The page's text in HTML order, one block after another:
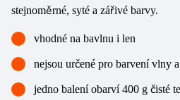
stejnoměrné, syté a zářivé barvy.
vhodné na bavlnu i len
nejsou určené pro barvení vlny
jedno balení obarví 400 g čisté